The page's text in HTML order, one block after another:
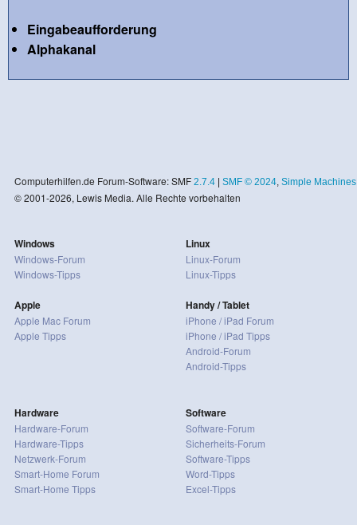
Eingabeaufforderung
Alphakanal
Computerhilfen.de Forum-Software: SMF 2.7.4| SMF © 2024, Simple Machines
© 2001-2026, Lewis Media. Alle Rechte vorbehalten
Windows
Windows-Forum
Windows-Tipps
Apple
Apple Mac Forum
Apple Tipps
Linux
Linux-Forum
Linux-Tipps
Handy / Tablet
iPhone / iPad Forum
iPhone / iPad Tipps
Android-Forum
Android-Tipps
Hardware
Hardware-Forum
Hardware-Tipps
Netzwerk-Forum
Smart-Home Forum
Smart-Home Tipps
Software
Software-Forum
Sicherheits-Forum
Software-Tipps
Word-Tipps
Excel-Tipps